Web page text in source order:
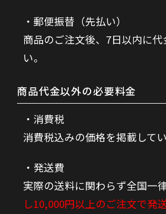
郵便振替（先払い）
商品のご注文後、7日以内に
い。
商品代金以外の必要料金
消費税
消費税込みの価格を掲載してい
発送費
実際の送料に関わらず全国一律
し10,000円以上のご注文で発